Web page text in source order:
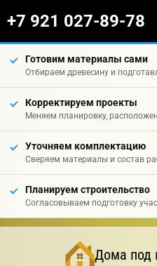
+7 921 027-89-78
Готовим материалы сами
Отбираем древесину и
Корректируем проекты
Меняем планировку,
Уточняем комплектацию
Сверяем материалы и состав
Планируем строительство
Согласовываем подготовку
Дома под